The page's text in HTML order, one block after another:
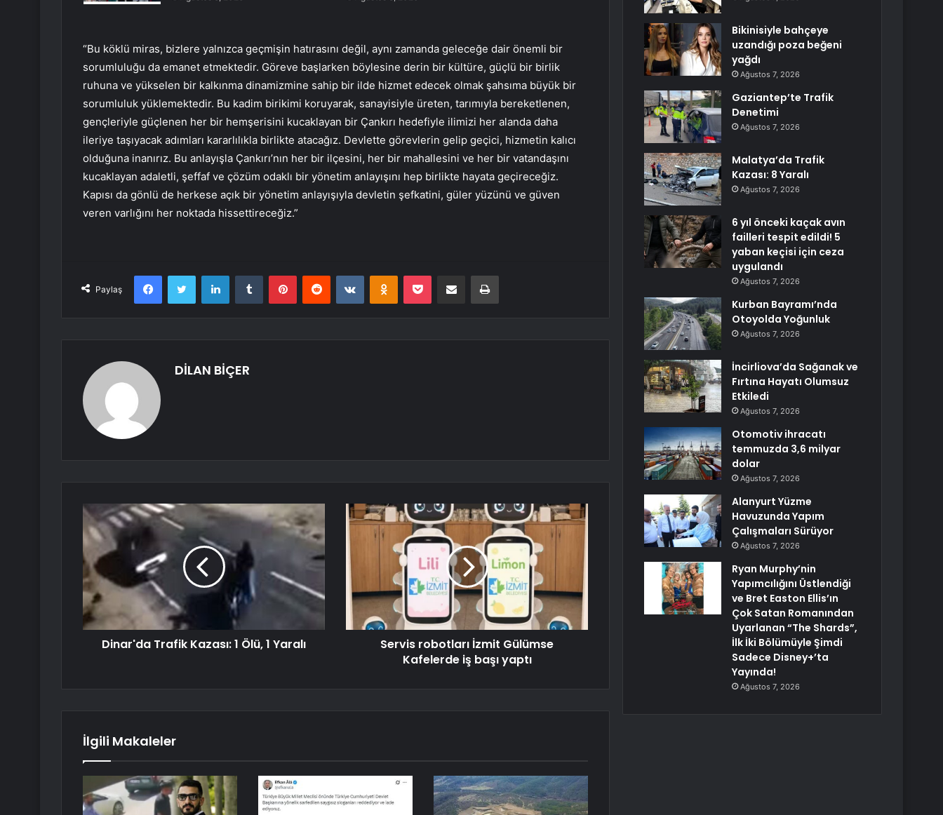
“Bu köklü miras, bizlere yalnızca geçmişin hatırasını değil, aynı zamanda geleceğe dair önemli bir
sorumluluğu da emanet etmektedir. Göreve başlarken böylesine derin bir kültüre, güçlü bir birlik
ruhuna ve yükselen bir kalkınma dinamizmine sahip bir ilde hizmet edecek olmak şahsıma büyük bir
sorumluluk yüklemektedir. Bu kadim birikimi koruyarak, sanayisiyle üreten, tarımıyla bereketlenen,
gençleriyle güçlenen her bir hemşerisini kucaklayan bir Çankırı hedefiyle ilimizi her alanda daha
ileriye taşıyacak adımları kararlılıkla birlikte atacağız. Devlette görevlerin gelip geçici, hizmetin kalıcı
olduğuna inanırız. Bu anlayışla Çankırı’nın her bir ilçesini, her bir mahallesini ve her bir vatandaşını
kucaklayan adaletli, şeffaf ve çözüm odaklı bir yönetim anlayışını hep birlikte hayata geçireceğiz.
Kapısı da gönlü de herkese açık bir yönetim anlayışıyla devletin şefkatini, güler yüzünü ve güven
veren varlığını her noktada hissettireceğiz.”
Paylaş
FacebookTwitter LinkedInTumblr PinterestReddit VKontakteOdnoklassniki
Pocket E-Posta ile paylaş Yazdır
DİLAN BİÇER
Dinar'da Trafik Kazası: 1 Ölü, 1 Yaralı
Servis robotları İzmit Gülümse
Kafelerde iş başı yaptı
İlgili Makaleler
Bikinisiyle bahçeye
uzandığı poza beğeni
yağdı
Ağustos 7, 2026
Gaziantep’te Trafik
Denetimi
Ağustos 7, 2026
Malatya’da Trafik
Kazası: 8 Yaralı
Ağustos 7, 2026
6 yıl önceki kaçak avın
failleri tespit edildi! 5
yaban keçisi için ceza
uygulandı
Ağustos 7, 2026
Kurban Bayramı’nda
Otoyolda Yoğunluk
Ağustos 7, 2026
İncirliova’da Sağanak ve
Fırtına Hayatı Olumsuz
Etkiledi
Ağustos 7, 2026
Otomotiv ihracatı
temmuzda 3,6 milyar
dolar
Ağustos 7, 2026
Alanyurt Yüzme
Havuzunda Yapım
Çalışmaları Sürüyor
Ağustos 7, 2026
Ryan Murphy’nin
Yapımcılığını Üstlendiği
ve Bret Easton Ellis’ın
Çok Satan Romanından
Uyarlanan “The Shards”,
İlk İki Bölümüyle Şimdi
Sadece Disney+’ta
Yayında!
Ağustos 7, 2026